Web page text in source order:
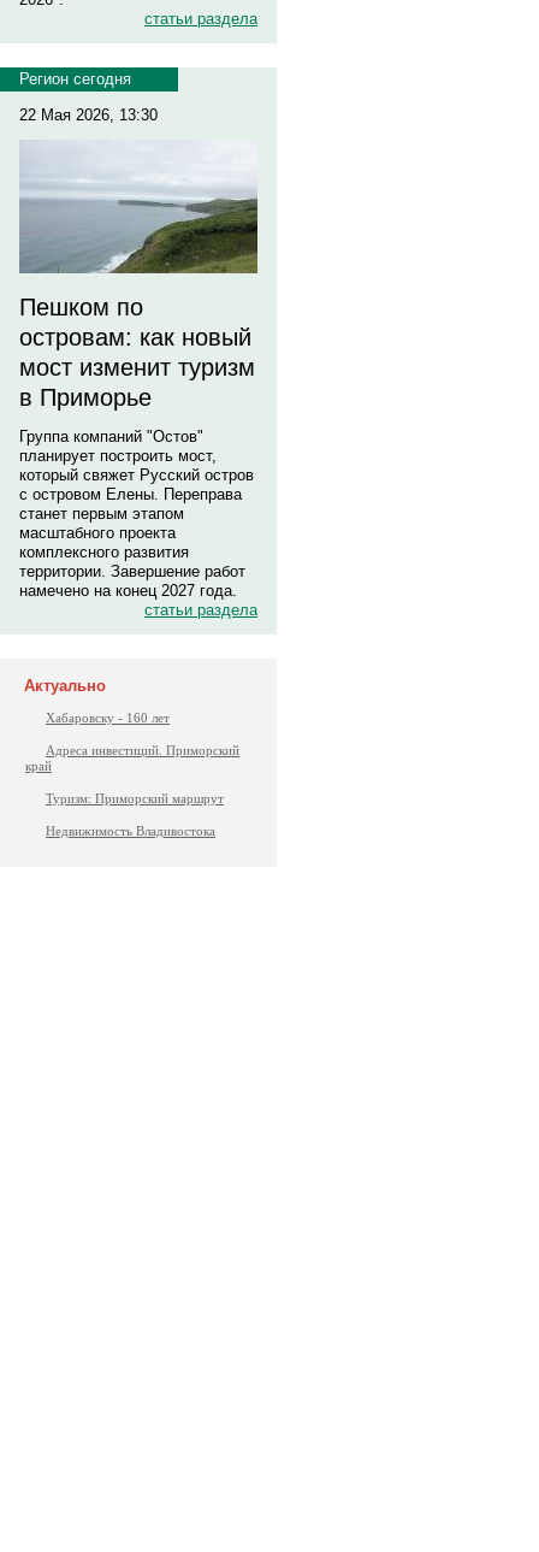
статьи раздела
Регион сегодня
22 Мая 2026, 13:30
Пешком по
островам: как новый
мост изменит туризм
в Приморье
Группа компаний "Остов"
планирует построить мост,
который свяжет Русский остров
с островом Елены. Переправа
станет первым этапом
масштабного проекта
комплексного развития
территории. Завершение работ
намечено на конец 2027 года.
статьи раздела
Актуально
Хабаровску - 160 лет
Адреса инвестиций. Приморский
край
Туризм: Приморский маршрут
Недвижимость Владивостока